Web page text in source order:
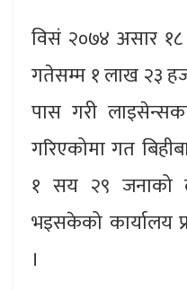
विसं २०७४ असार
गतेसम्म १ लाख २३
पास गरी
गरिएकोमा गत
१ सय २९ जनाको
भइसकेको कार्यालय
।